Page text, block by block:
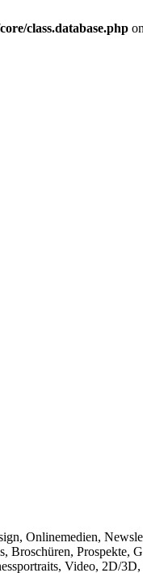
class.database.php
Onlinemedien,
Prospekte,
Video, 2D/